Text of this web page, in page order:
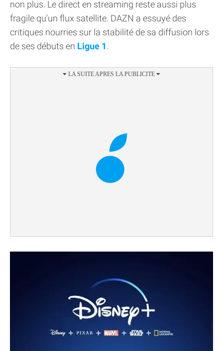
non plus. Le direct en streaming reste aussi plus
fragile qu'un flux satellite. DAZN a essuyé des
critiques nourries sur la stabilité de sa diffusion lors
de ses débuts en Ligue 1.